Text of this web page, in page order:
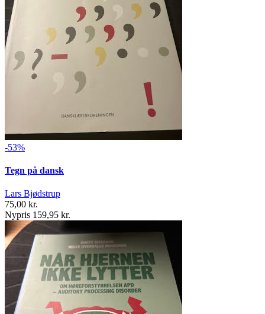
-53%
Tegn på dansk
Lars Bjødstrup
75,00 kr.
Nypris 159,95 kr.